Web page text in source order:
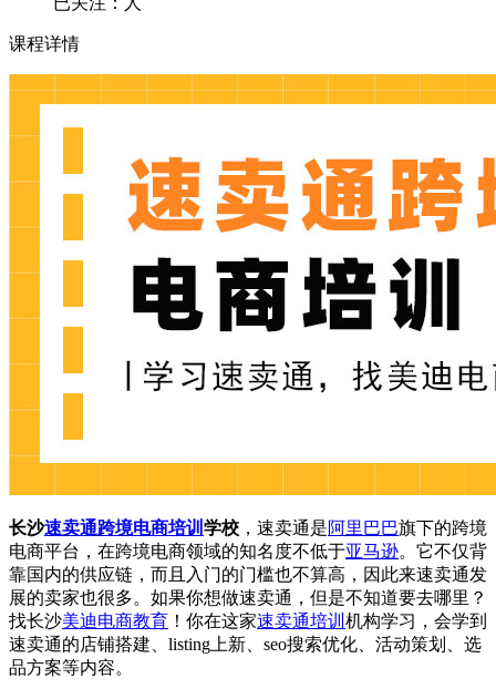
课程详情
长沙速卖通跨境电商培训 学校 ，速卖通是阿里巴巴旗下的跨境
电商平台，在跨境电商领域的知名度不低于亚马逊。它不仅背
靠国内的供应链，而且入门的门槛也不算高，因此来速卖通发
展的卖家也很多。如果你想做速卖通，但是不知道要去哪里？
找长沙美迪电商教育 ！你在这家速卖通培训 机构学习，会学到
速卖通的店铺搭建、listing上新、seo搜索优化、活动策划、选
品方案等内容。